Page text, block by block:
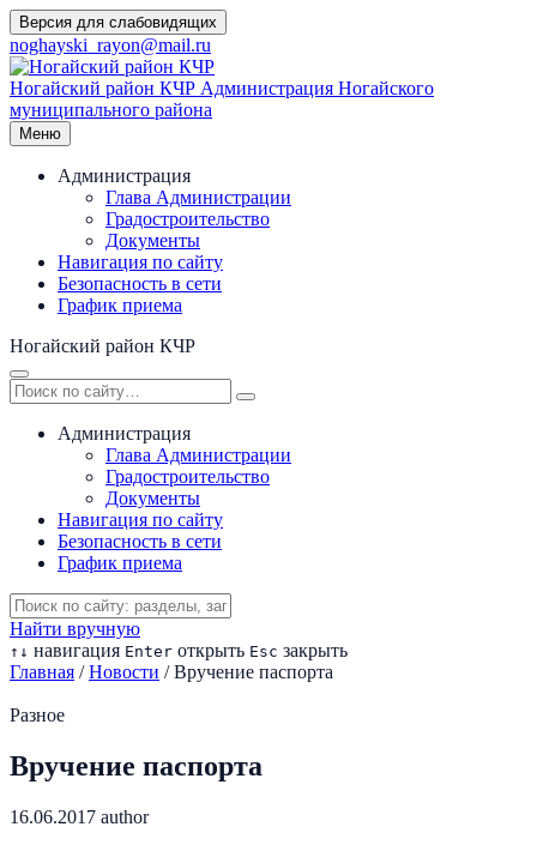
Перейти
к
содержимому
Версия для слабовидящих
noghayski_rayon@mail.ru
Ногайский район КЧР Администрация Ногайского
муниципального района
Меню
Администрация
Глава Администрации
Градостроительство
Документы
Навигация по сайту
Безопасность в сети
График приема
Ногайский район КЧР
Администрация
Глава Администрации
Градостроительство
Документы
Навигация по сайту
Безопасность в сети
График приема
Найти вручную
↑ ↓ навигация Enter открыть Esc закрыть
Главная / Новости / Вручение паспорта
Разное
Вручение паспорта
16.06.2017 author